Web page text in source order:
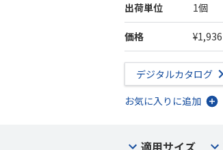
出荷単位 1個
価格 ¥1,936
デジタルカタログ
お気に入りに追加
適用サイズ